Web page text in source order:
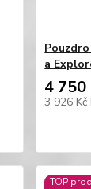
a
4 750
3 926 Kč
TOP